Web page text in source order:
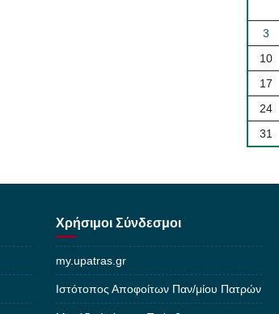
3
10
17
24
31
Χρήσιμοι Σύνδεσμοι
my.upatras.gr
Ιστότοπος Αποφοίτων Παν/μίου Πατρών